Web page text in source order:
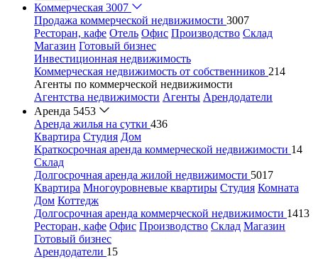
Коммерческая 3007
Продажа коммерческой недвижимости 3007
Ресторан, кафе Отель Офис Производство Склад
Магазин Готовый бизнес
Инвестиционная недвижимость
Коммерческая недвижимость от собственников 214
Агенты по коммерческой недвижимости
Агентства недвижимости Агенты Арендодатели
Аренда 5453
Аренда жилья на сутки 436
Квартира Студия Дом
Краткосрочная аренда коммерческой недвижимости 14
Склад
Долгосрочная аренда жилой недвижимости 5017
Квартира Многоуровневые квартиры Студия Комната
Дом Коттедж
Долгосрочная аренда коммерческой недвижимости 1413
Ресторан, кафе Офис Производство Склад Магазин
Готовый бизнес
Арендодатели 15